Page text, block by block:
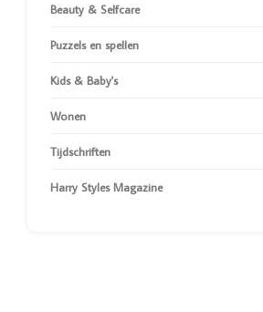
Beauty & Selfcare
Puzzels en spellen
Kids & Baby's
Wonen
Tijdschriften
Harry Styles Magazine